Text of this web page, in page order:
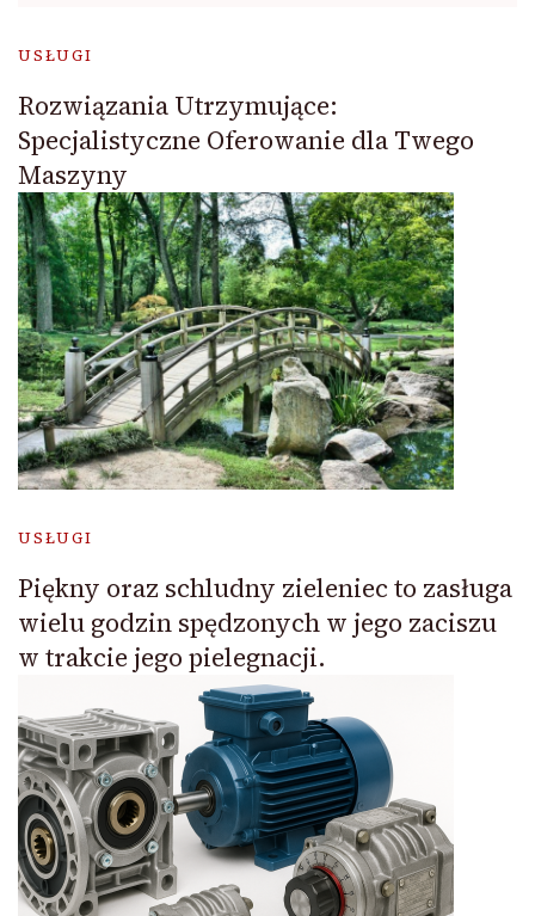
USŁUGI
Rozwiązania Utrzymujące:
Specjalistyczne Oferowanie dla Twego
Maszyny
USŁUGI
Piękny oraz schludny zieleniec to zasługa
wielu godzin spędzonych w jego zaciszu
w trakcie jego pielegnacji.